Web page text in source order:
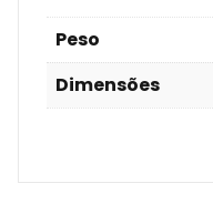
Peso
Dimensões